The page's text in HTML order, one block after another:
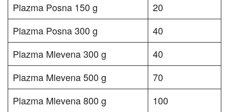
Plazma Posna 150 g
20
Plazma Posna 300 g
40
Plazma Mlevena 300 g
40
Plazma Mlevena 500 g
70
Plazma Mlevena 800 g
100